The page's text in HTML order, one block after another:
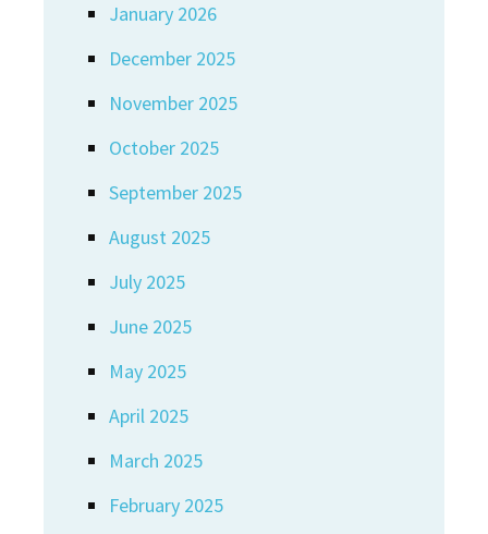
January 2026
December 2025
November 2025
October 2025
September 2025
August 2025
July 2025
June 2025
May 2025
April 2025
March 2025
February 2025